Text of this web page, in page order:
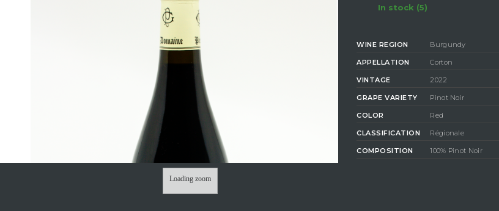
Loading zoom
In stock (5)
WINE REGION Burgundy
APPELLATION Corton
VINTAGE 2022
GRAPE VARIETY Pinot Noir
COLOR Red
CLASSIFICATION Régionale
COMPOSITION
100% Pinot Noir